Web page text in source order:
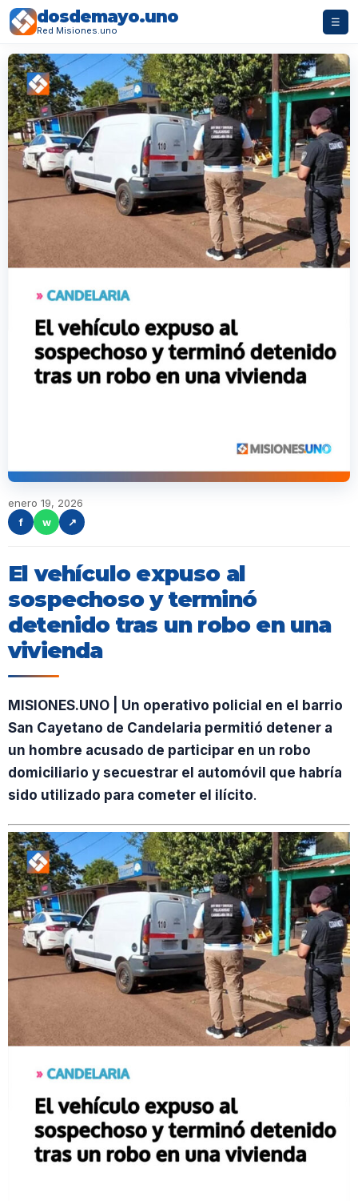
dosdemayo.uno
Red Misiones.uno
☰
enero 19, 2026
f
w ↗
El vehículo expuso al
sospechoso y terminó
detenido tras un robo en una
vivienda
MISIONES.UNO | Un operativo policial en el barrio
San Cayetano de Candelaria permitió detener a
un hombre acusado de participar en un robo
domiciliario y secuestrar el automóvil que habría
sido utilizado para cometer el ilícito.